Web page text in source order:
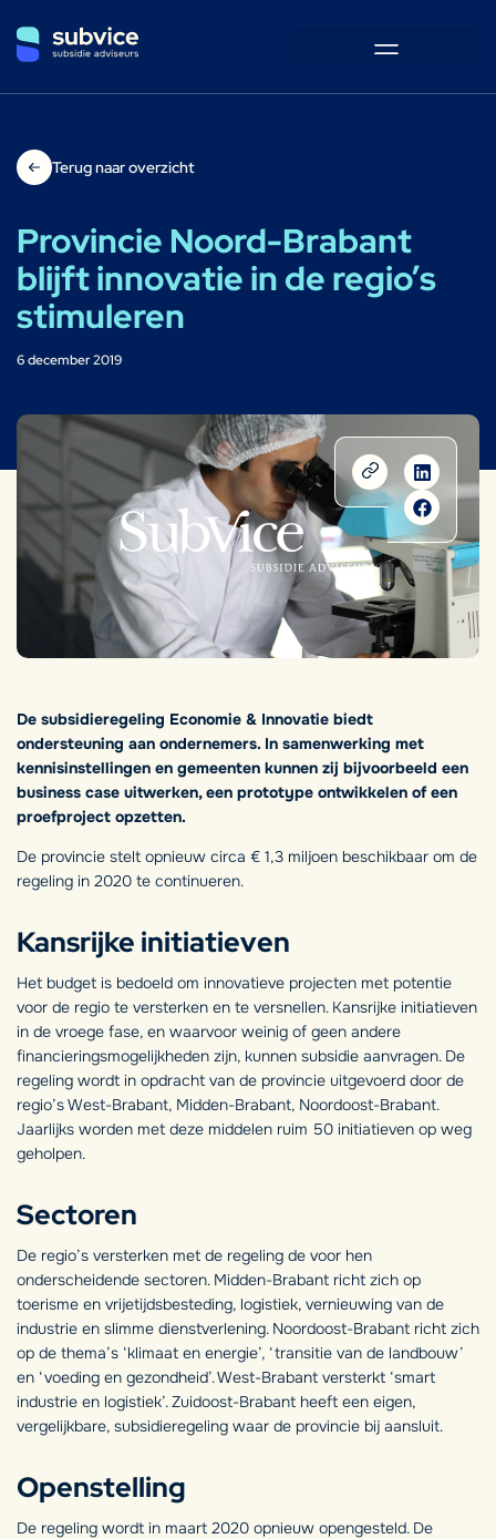
Terug naar overzicht
Provincie Noord-Brabant
blijft innovatie in de regio’s
stimuleren
6 december 2019
De subsidieregeling Economie & Innovatie biedt
ondersteuning aan ondernemers. In samenwerking met
kennisinstellingen en gemeenten kunnen zij bijvoorbeeld een
business case uitwerken, een prototype ontwikkelen of een
proefproject opzetten.
De provincie stelt opnieuw circa € 1,3 miljoen beschikbaar om de
regeling in 2020 te continueren.
Kansrijke initiatieven
Het budget is bedoeld om innovatieve projecten met potentie
voor de regio te versterken en te versnellen. Kansrijke initiatieven
in de vroege fase, en waarvoor weinig of geen andere
financieringsmogelijkheden zijn, kunnen subsidie aanvragen. De
regeling wordt in opdracht van de provincie uitgevoerd door de
regio’s West-Brabant, Midden-Brabant, Noordoost-Brabant.
Jaarlijks worden met deze middelen ruim 50 initiatieven op weg
geholpen.
Sectoren
De regio’s versterken met de regeling de voor hen
onderscheidende sectoren. Midden-Brabant richt zich op
toerisme en vrijetijdsbesteding, logistiek, vernieuwing van de
industrie en slimme dienstverlening. Noordoost-Brabant richt zich
op de thema’s ‘klimaat en energie’, ‘transitie van de landbouw’
en ‘voeding en gezondheid’. West-Brabant versterkt ‘smart
industrie en logistiek’. Zuidoost-Brabant heeft een eigen,
vergelijkbare, subsidieregeling waar de provincie bij aansluit.
Openstelling
De regeling wordt in maart 2020 opnieuw opengesteld. De